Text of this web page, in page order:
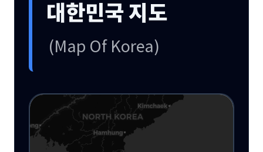
대한민국 지도
(Map Of Korea)